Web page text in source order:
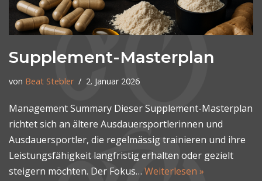
Supplement-Masterplan
von Beat Stebler 2. Januar 2026
Management Summary Dieser Supplement-Masterplan
richtet sich an ältere Ausdauersportlerinnen und
Ausdauersportler, die regelmässig trainieren und ihre
Leistungsfähigkeit langfristig erhalten oder gezielt
steigern möchten. Der Fokus… Weiterlesen »